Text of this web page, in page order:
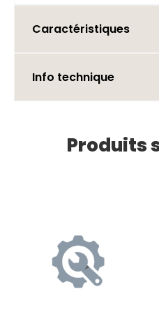
Caractéristiques
Info technique
Produits